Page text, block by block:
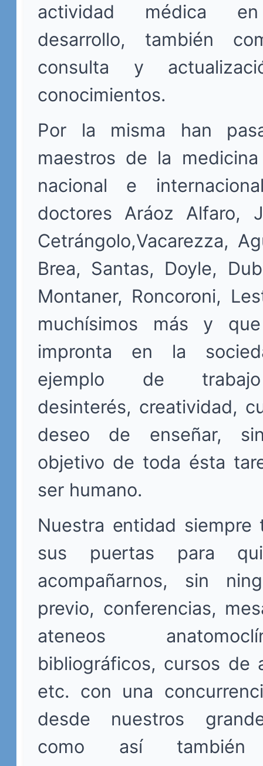
actividad médica
desarrollo, también
consulta y
conocimientos.
Por la misma han
maestros de la
nacional e
doctores Aráoz Alfaro,
Cetrángolo,Vacarezza,
Brea, Santas, Doyle,
Montaner, Roncoroni,
muchísimos más y
impronta en la
ejemplo de
desinterés, creatividad,
deseo de enseñar,
objetivo de toda ésta
ser humano.
Nuestra entidad siempre
sus puertas para
acompañarnos, sin
previo, conferencias,
ateneos
bibliográficos, cursos de
etc. con una
desde nuestros
como así también